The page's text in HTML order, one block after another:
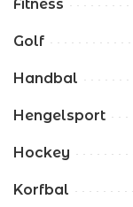
Fitness
Golf
Handbal
Hengelsport
Hockey
Korfbal